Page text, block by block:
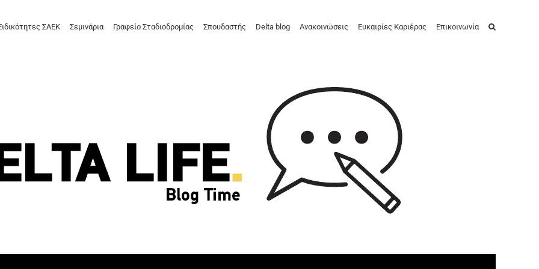
ΣΑΕΚ Σεμινάρια Γραφείο Σταδιοδρομίας Σπουδαστής Delta blog Ανακοινώσεις Ευκαιρίες Καριέρας Επικοινωνία